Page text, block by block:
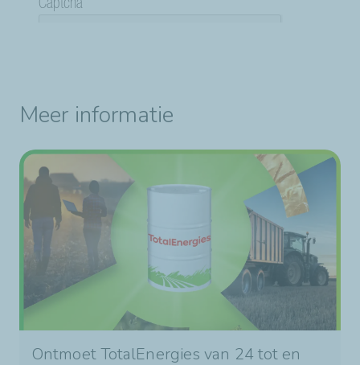
Meer informatie
Ontmoet TotalEnergies van 24 tot en